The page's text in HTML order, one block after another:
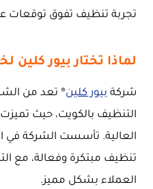
تجربة تنظيف تفوق توقعات
لماذا تختار بيور كلين
شركة بيور كلين® تعد من
التنظيف بالكويت، حيث تميزت
تنظيف مبتكرة وفعالة، مع
العملاء بشكل مميز.